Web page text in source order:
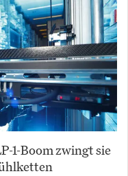
1-Boom zwingt sie